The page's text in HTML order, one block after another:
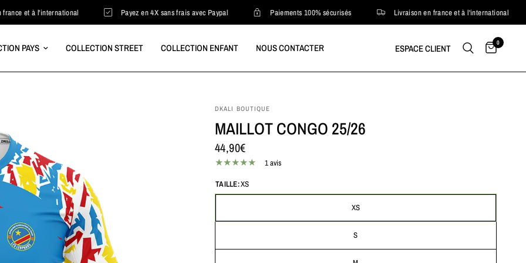
à l'international Payez en 4X sans frais avec Paypal Paiements 100% sécurisés Livraison en france et à l'international
PAYS COLLECTION STREET COLLECTION ENFANT NOUS CONTACTER ESPACE CLIENT 0
DKALI BOUTIQUE
MAILLOT CONGO 25/26
44,90€
1 avis
TAILLE:XS
XS
S